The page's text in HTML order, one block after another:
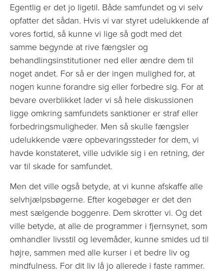
Egentlig er det jo ligetil. Både samfundet og vi selv
opfatter det sådan. Hvis vi var styret udelukkende af
vores fortid, så kunne vi lige så godt med det
samme begynde at rive fængsler og
behandlingsinstitutioner ned eller ændre dem til
noget andet. For så er der ingen mulighed for, at
nogen kunne forandre sig eller forbedre sig. For at
bevare overblikket lader vi så hele diskussionen
ligge omkring samfundets sanktioner er straf eller
forbedringsmuligheder. Men så skulle fængsler
udelukkende være opbevaringssteder for dem, vi
havde konstateret, ville udvikle sig i en retning, der
var til skade for samfundet.
Men det ville også betyde, at vi kunne afskaffe alle
selvhjælpsbøgerne. Efter kogebøger er det den
mest sælgende boggenre. Dem skrotter vi. Og det
ville betyde, at alle de programmer i fjernsynet, som
omhandler livsstil og levemåder, kunne smides ud til
højre, sammen med alle kurser i et bedre liv og
mindfulness. For dit liv lå jo allerede i faste rammer.